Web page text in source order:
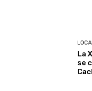
La
se